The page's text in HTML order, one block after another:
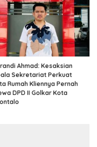
Ahmad: Kesaksian
Sekretariat Perkuat
Rumah Kliennya Pernah
DPD II Golkar Kota